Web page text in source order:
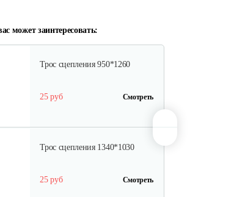
может заинтересовать:
Трос сцепления 950*1260
25 руб Смотреть
Трос сцепления 1340*1030
25 руб Смотреть